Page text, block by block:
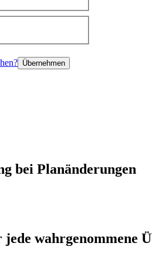
Übernehmen
bei Planänderungen
wahrgenommene